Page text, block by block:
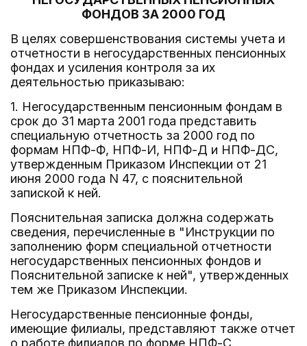
ФОНДОВ ЗА 2000 ГОД
В целях совершенствования системы учета и
отчетности в негосударственных пенсионных
фондах и усиления контроля за их
деятельностью приказываю:
1. Негосударственным пенсионным фондам в
срок до 31 марта 2001 года представить
специальную отчетность за 2000 год по
формам НПФ-Ф, НПФ-И, НПФ-Д и НПФ-ДС,
утвержденным Приказом Инспекции от 21
июня 2000 года N 47, с пояснительной
запиской к ней.
Пояснительная записка должна содержать
сведения, перечисленные в "Инструкции по
заполнению форм специальной отчетности
негосударственных пенсионных фондов и
Пояснительной записке к ней", утвержденных
тем же Приказом Инспекции.
Негосударственные пенсионные фонды,
имеющие филиалы, представляют также отчет
о работе филиалов по форме НПФ-С.